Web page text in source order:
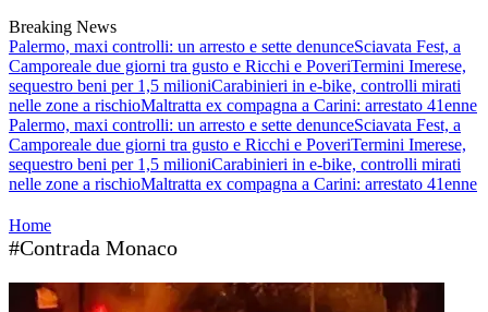
Breaking News
Palermo, maxi controlli: un arresto e sette denunceSciavata Fest, a
Camporeale due giorni tra gusto e Ricchi e PoveriTermini Imerese,
sequestro beni per 1,5 milioniCarabinieri in e-bike, controlli mirati
nelle zone a rischioMaltratta ex compagna a Carini: arrestato 41enne
Palermo, maxi controlli: un arresto e sette denunceSciavata Fest, a
Camporeale due giorni tra gusto e Ricchi e PoveriTermini Imerese,
sequestro beni per 1,5 milioniCarabinieri in e-bike, controlli mirati
nelle zone a rischioMaltratta ex compagna a Carini: arrestato 41enne
Home
#Contrada Monaco